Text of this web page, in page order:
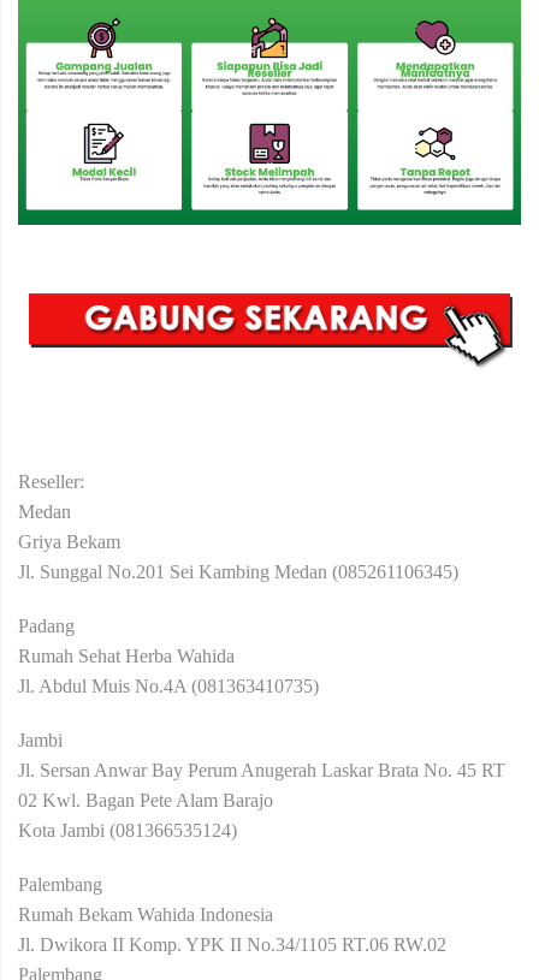
Reseller:
Medan
Griya Bekam
Jl. Sunggal No.201 Sei Kambing Medan (085261106345)
Padang
Rumah Sehat Herba Wahida
Jl. Abdul Muis No.4A (081363410735)
Jambi
Jl. Sersan Anwar Bay Perum Anugerah Laskar Brata No. 45 RT
02 Kwl. Bagan Pete Alam Barajo
Kota Jambi (081366535124)
Palembang
Rumah Bekam Wahida Indonesia
Jl. Dwikora II Komp. YPK II No.34/1105 RT.06 RW.02
Palembang